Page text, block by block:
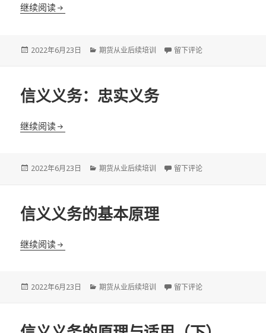
继续阅读信义义务：勤勉义务
发
2022年6月23日
分
期货从业后续培训 于信义义务：勤勉义务
留下评论
信义义务：忠实义务
继续阅读信义义务：忠实义务
发
2022年6月23日
分
期货从业后续培训 于信义义务：忠实义务
留下评论
信义义务的基本原理
继续阅读信义义务的基本原理
发
2022年6月23日
分
期货从业后续培训 于信义义务的基本原理
留下评论